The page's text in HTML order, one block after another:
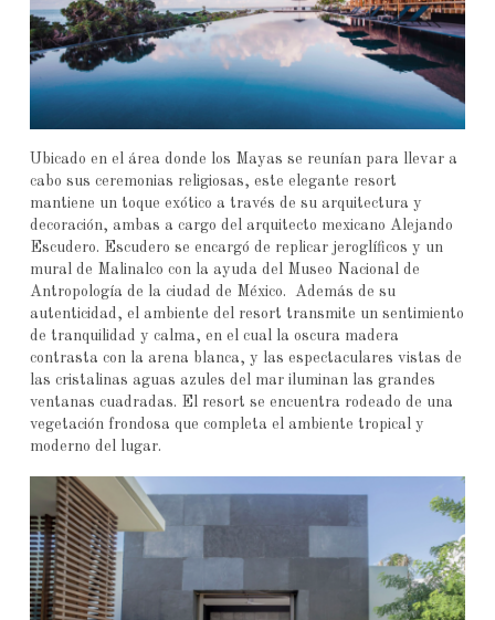
Ubicado en el área donde los Mayas se reunían para llevar a
cabo sus ceremonias religiosas, este elegante resort
mantiene un toque exótico a través de su arquitectura y
decoración, ambas a cargo del arquitecto mexicano Alejando
Escudero. Escudero se encargó de replicar jeroglíficos y un
mural de Malinalco con la ayuda del Museo Nacional de
Antropología de la ciudad de México. Además de su
autenticidad, el ambiente del resort transmite un sentimiento
de tranquilidad y calma, en el cual la oscura madera
contrasta con la arena blanca, y las espectaculares vistas de
las cristalinas aguas azules del mar iluminan las grandes
ventanas cuadradas. El resort se encuentra rodeado de una
vegetación frondosa que completa el ambiente tropical y
moderno del lugar.